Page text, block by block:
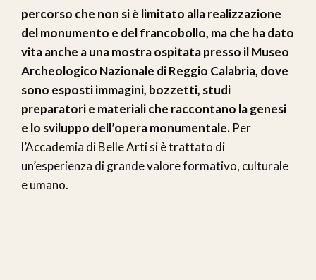
percorso che non si è limitato alla realizzazione
del monumento e del francobollo, ma che ha dato
vita anche a una mostra ospitata presso il Museo
Archeologico Nazionale di Reggio Calabria, dove
sono esposti immagini, bozzetti, studi
preparatori e materiali che raccontano la genesi
e lo sviluppo dell’opera monumentale. Per
l’Accademia di Belle Arti si è trattato di
un’esperienza di grande valore formativo, culturale
e umano.